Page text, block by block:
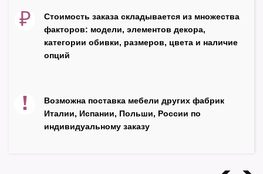
₽
Стоимость заказа складывается из множества
факторов: модели, элементов декора,
категории обивки, размеров, цвета и наличие
опций
!
Возможна поставка мебели других фабрик
Италии, Испании, Польши, России по
индивидуальному заказу